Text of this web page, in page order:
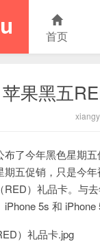
首页
苹果黑五
布了今年黑色星期
期五促销，只是今
）礼品卡。与
iPhone 5s 和